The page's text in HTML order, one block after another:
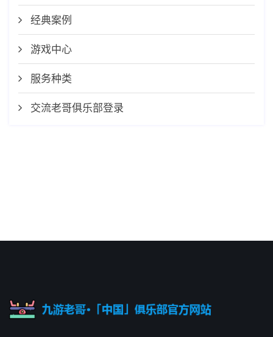
经典案例
游戏中心
服务种类
交流老哥俱乐部登录